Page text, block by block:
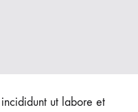
ut labore et